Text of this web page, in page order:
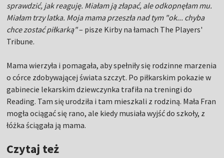
sprawdzić, jak reaguję. Miałam ją złapać, ale odkopnęłam mu.
Miałam trzy latka. Moja mama przeszła nad tym "ok... chyba
chce zostać piłkarką"– pisze Kirby na łamach The Players'
Tribune.
Mama wierzyła i pomagała, aby spełniły się rodzinne marzenia
o córce zdobywającej świata szczyt. Po piłkarskim pokazie w
gabinecie lekarskim dziewczynka trafiła na treningi do
Reading. Tam się urodziła i tam mieszkali z rodziną. Mała Fran
mogła ociągać się rano, ale kiedy musiała wyjść do szkoły, z
łóżka ściągała ją mama.
Czytaj też